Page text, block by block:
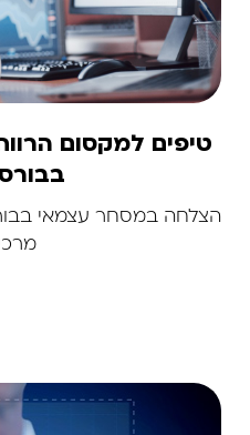
טיפים למקסום
הצלחה במסחר עצמאי